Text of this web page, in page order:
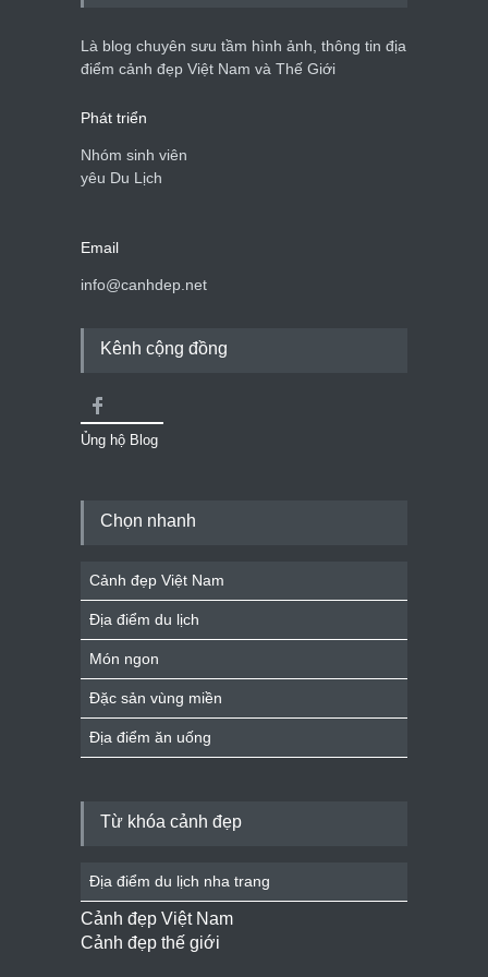
Là blog chuyên sưu tầm hình ảnh, thông tin địa
điểm cảnh đẹp Việt Nam và Thế Giới
Phát triển
Nhóm sinh viên
yêu Du Lịch
Email
info@canhdep.net
Kênh cộng đồng
Ủng hộ Blog
Chọn nhanh
Cảnh đẹp Việt Nam
Địa điểm du lịch
Món ngon
Đặc sản vùng miền
Địa điểm ăn uống
Từ khóa cảnh đẹp
Địa điểm du lịch nha trang
Cảnh đẹp Việt Nam
Cảnh đẹp thế giới